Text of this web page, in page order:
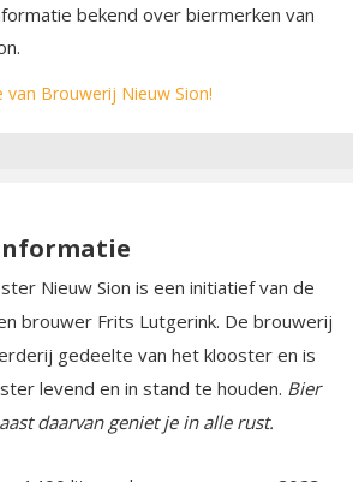
bekend over biermerken van
van Brouwerij Nieuw Sion!
Nieuw Sion is een initiatief van de
brouwer Frits Lutgerink. De brouwerij
gedeelte van het klooster en is
levend en in stand te houden. Bier
daarvan geniet je in alle rust.